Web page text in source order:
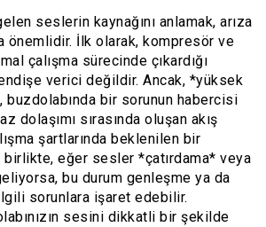
seslerin kaynağını anlamak, arıza
önemlidir. İlk olarak, kompresör ve
çalışma sürecinde çıkardığı
verici değildir. Ancak, *yüksek
bir sorunun habercisi
dolaşımı sırasında oluşan akış
şartlarında beklenilen bir
birlikte, eğer sesler *çatırdama* veya
bu durum genleşme ya da
sorunlara işaret edebilir.
sesini dikkatli bir şekilde